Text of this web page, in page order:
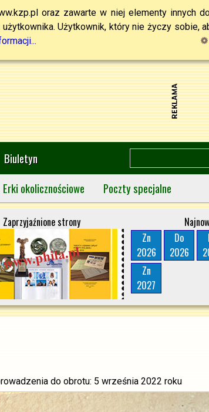
oraz zawarte w niej elementy innych
Użytkownik, który nie życzy sobie,
Biuletyn
Erki okolicznościowe Poczty specjalne
Zaprzyjaźnione strony
Zn
2026
Do
2026
Zn
2027
do obrotu: 5 września 2022 roku